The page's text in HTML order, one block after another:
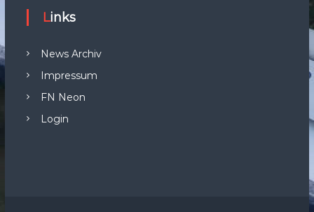
Links
News Archiv
Impressum
FN Neon
Login